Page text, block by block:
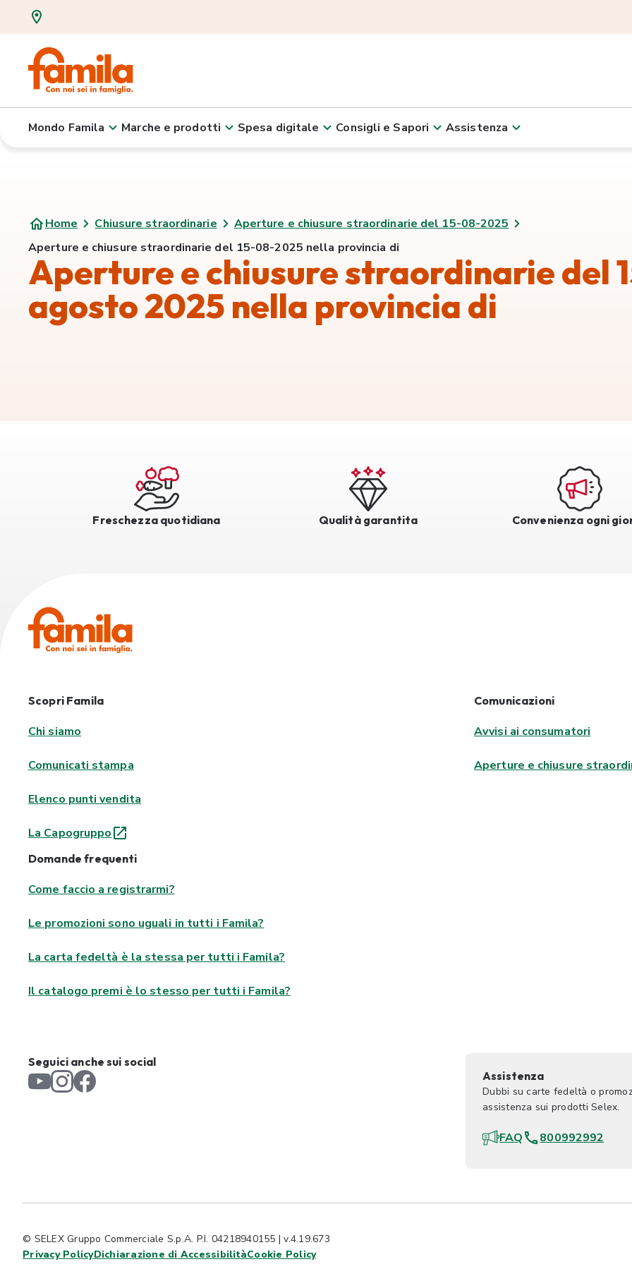
Mondo Famila Marche e prodotti Spesa digitale Consigli e Sapori Assistenza
Home Chiusure straordinarie
Aperture e chiusure straordinarie del 15-08-2025
Aperture e chiusure straordinarie del 15-08-2025 nella provincia di
Aperture e chiusure straordinarie del
agosto 2025 nella provincia di
Freschezza quotidiana Qualità garantita Convenienza ogni
Scopri Famila
Chi siamo
Comunicati stampa
Elenco punti vendita
La Capogruppo
Comunicazioni
Avvisi ai consumatori
Aperture e chiusure
Domande frequenti
Come faccio a registrarmi?
Le promozioni sono uguali in tutti i Famila?
La carta fedeltà è la stessa per tutti i Famila?
Il catalogo premi è lo stesso per tutti i Famila?
Seguici anche sui social
Assistenza
Dubbi su carte fedeltà o
assistenza sui prodotti Selex.
FAQ 800992992
© SELEX Gruppo Commerciale S.p.A. P.I. 04218940155 | v.4.19.673
Privacy PolicyDichiarazione di AccessibilitàCookie Policy